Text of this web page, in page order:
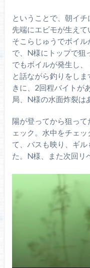
ということで、朝イ
先端にエビモが生え
そこらじゅうでボイ
で、N様にトップで狙
でもボイルが発生し
と話ながら釣りをし
きに、2回程バイトが
局、N様の水面炸裂は
陽が登ってから狙っ
ェック。水中をチェ
て、バスも映り、ギル
た。N様、また次回リ
画